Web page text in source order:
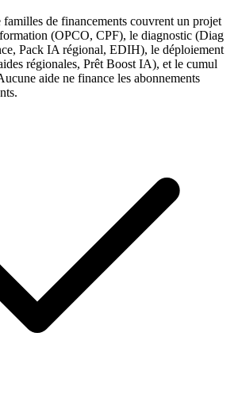
familles de financements couvrent un projet
(OPCO, CPF), le diagnostic (Diag
Pack IA régional, EDIH), le déploiement
régionales, Prêt Boost IA), et le cumul
aide ne finance les abonnements